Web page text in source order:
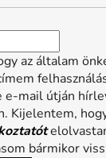
az általam
e-mail útján
Kijelentem,
bármikor